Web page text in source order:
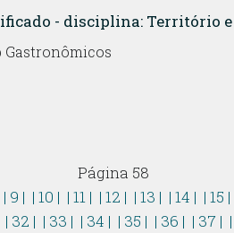
- disciplina: Território
Gastronômicos
Página 58
| 9 | | 10 | | 11 | | 12 | | 13 | | 14 | | 15 |
| 32 | | 33 | | 34 | | 35 | | 36 | | 37 |